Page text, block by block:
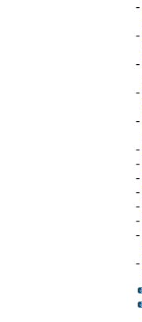
-
-
-
-
-
-
-
-
-
-
-
-
-